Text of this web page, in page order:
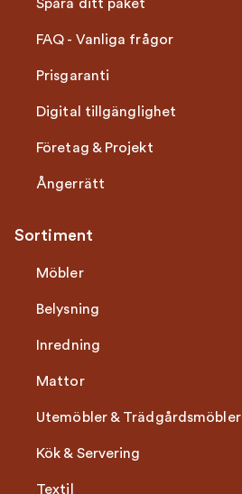
Spåra ditt paket
FAQ - Vanliga frågor
Prisgaranti
Digital tillgänglighet
Företag & Projekt
Ångerrätt
Sortiment
Möbler
Belysning
Inredning
Mattor
Utemöbler & Trädgårdsmöbler
Kök & Servering
Textil